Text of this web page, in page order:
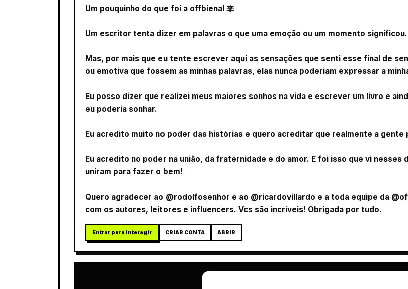
Um pouquinho do que foi a offbienal 李
Um escritor tenta dizer em palavras o que uma emoção ou um momento significou.
Mas, por mais que eu tente escrever aqui as sensações que senti esse final de
ou emotiva que fossem as minhas palavras, elas nunca poderiam expressar a
Eu posso dizer que realizei meus maiores sonhos na vida e escrever um livro e
eu poderia sonhar.
Eu acredito muito no poder das histórias e quero acreditar que realmente a gente
Eu acredito no poder na união, da fraternidade e do amor. E foi isso que vi
uniram para fazer o bem!
Quero agradecer ao @rodolfosenhor e ao @ricardovillardo e a toda equipe da
com os autores, leitores e influencers. Vcs são incríveis! Obrigada por tudo.
Entrar para interagir CRIAR CONTA ABRIR